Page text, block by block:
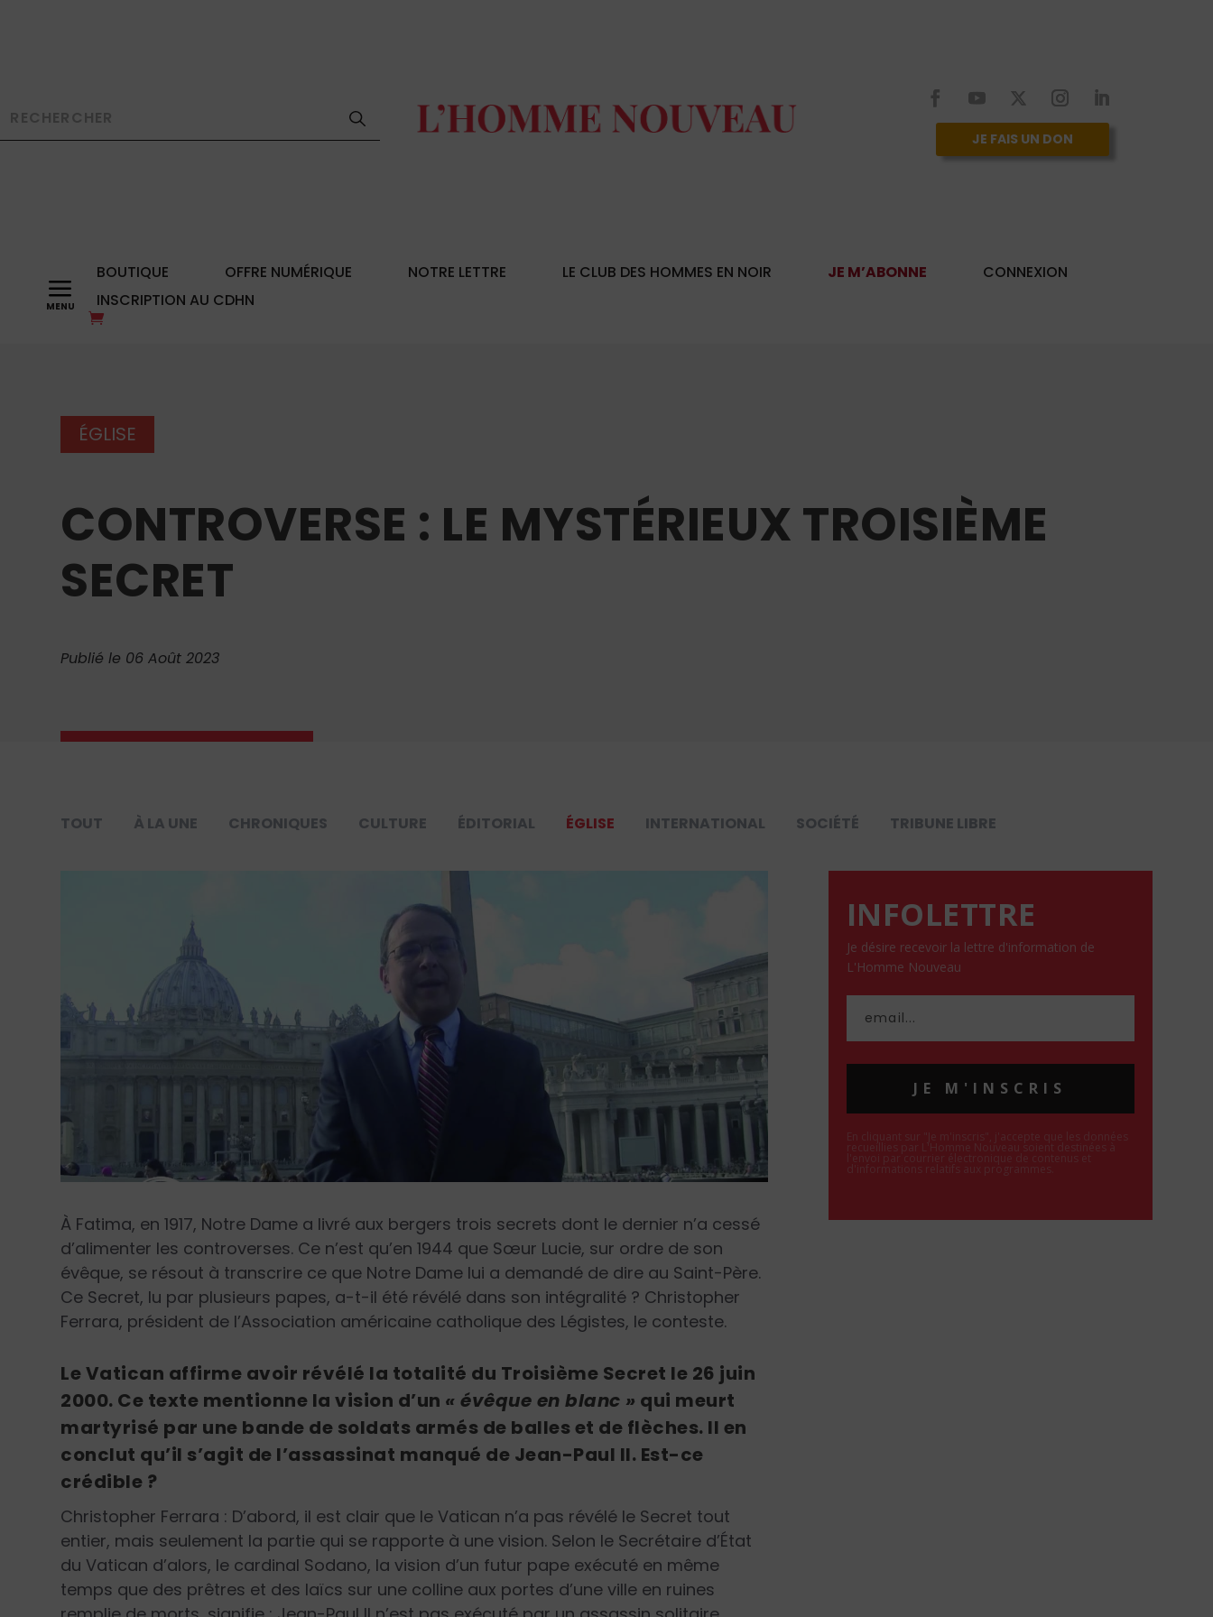
JE FAIS UN DON
a BOUTIQUE OFFRE NUMÉRIQUE NOTRE LETTRE LE CLUB DES HOMMES EN NOIR JE M’ABONNE
CONNEXION
INSCRIPTION AU CDHN
ÉGLISE
CONTROVERSE : LE MYSTÉRIEUX TROISIÈME
SECRET
Publié le 06 Août 2023
TOUT À LA UNE CHRONIQUES CULTURE ÉDITORIAL ÉGLISE INTERNATIONAL SOCIÉTÉ TRIBUNE LIBRE
À Fatima, en 1917, Notre Dame a livré aux bergers trois secrets dont le dernier n’a cessé
d’alimenter les controverses. Ce n’est qu’en 1944 que Sœur Lucie, sur ordre de son
évêque, se résout à transcrire ce que Notre Dame lui a demandé de dire au Saint-Père.
Ce Secret, lu par plusieurs papes, a-t-il été révélé dans son intégralité ? Christopher
Ferrara, président de l’Association américaine catholique des Légistes, le conteste.
Le Vatican affirme avoir révélé la totalité du Troisième Secret le 26 juin
2000. Ce texte mentionne la vision d’un « évêque en blanc » qui meurt
martyrisé par une bande de soldats armés de balles et de flèches. Il en
conclut qu’il s’agit de l’assassinat manqué de Jean-Paul II. Est-ce
crédible ?
Christopher Ferrara : D’abord, il est clair que le Vatican n’a pas révélé le Secret tout
entier, mais seulement la partie qui se rapporte à une vision. Selon le Secrétaire d’État
du Vatican d’alors, le cardinal Sodano, la vision d’un futur pape exécuté en même
temps que des prêtres et des laïcs sur une colline aux portes d’une ville en ruines
INFOLETTRE
Je désire recevoir la lettre d'information de
L'Homme Nouveau
JE M'INSCRIS
En cliquant sur "Je m'inscris", j'accepte que les données
recueillies par L'Homme Nouveau soient destinées à
l'envoi par courrier électronique de contenus et
d'informations relatifs aux programmes.